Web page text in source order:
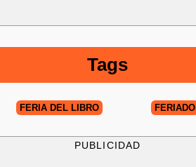
Tags
FERIA DEL LIBRO FERIADO
PUBLICIDAD